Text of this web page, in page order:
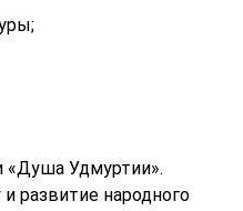
«Душа Удмуртии».
развитие народного